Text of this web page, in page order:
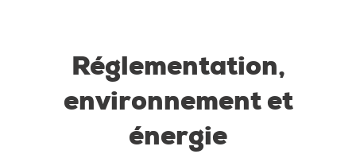
Réglementation,
environnement et
énergie